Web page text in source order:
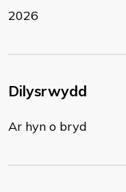
2026
Dilysrwydd
Ar hyn o bryd